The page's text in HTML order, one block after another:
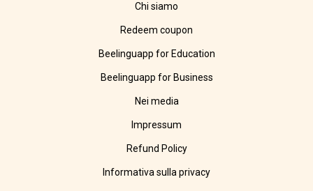
Chi siamo
Redeem coupon
Beelinguapp for Education
Beelinguapp for Business
Nei media
Impressum
Refund Policy
Informativa sulla privacy